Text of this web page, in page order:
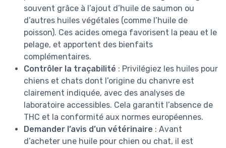
souvent grâce à l’ajout d’huile de saumon ou
d’autres huiles végétales (comme l’huile de
poisson). Ces acides omega favorisent la peau et le
pelage, et apportent des bienfaits
complémentaires.
Contrôler la traçabilité : Privilégiez les huiles pour
chiens et chats dont l’origine du chanvre est
clairement indiquée, avec des analyses de
laboratoire accessibles. Cela garantit l’absence de
THC et la conformité aux normes européennes.
Demander l’avis d’un vétérinaire : Avant
d’acheter une huile pour chien ou chat, il est